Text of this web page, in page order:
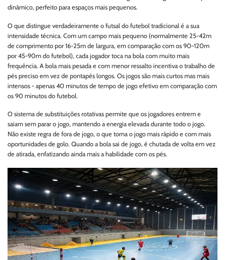
dinâmico, perfeito para espaços mais pequenos.
O que distingue verdadeiramente o futsal do futebol tradicional é a sua
intensidade técnica. Com um campo mais pequeno (normalmente 25-42m
de comprimento por 16-25m de largura, em comparação com os 90-120m
por 45-90m do futebol), cada jogador toca na bola com muito mais
frequência. A bola mais pesada e com menor ressalto incentiva o trabalho de
pés preciso em vez de pontapés longos. Os jogos são mais curtos mas mais
intensos - apenas 40 minutos de tempo de jogo efetivo em comparação com
os 90 minutos do futebol.
O sistema de substituições rotativas permite que os jogadores entrem e
saiam sem parar o jogo, mantendo a energia elevada durante todo o jogo.
Não existe regra de fora de jogo, o que torna o jogo mais rápido e com mais
oportunidades de golo. Quando a bola sai de jogo, é chutada de volta em vez
de atirada, enfatizando ainda mais a habilidade com os pés.